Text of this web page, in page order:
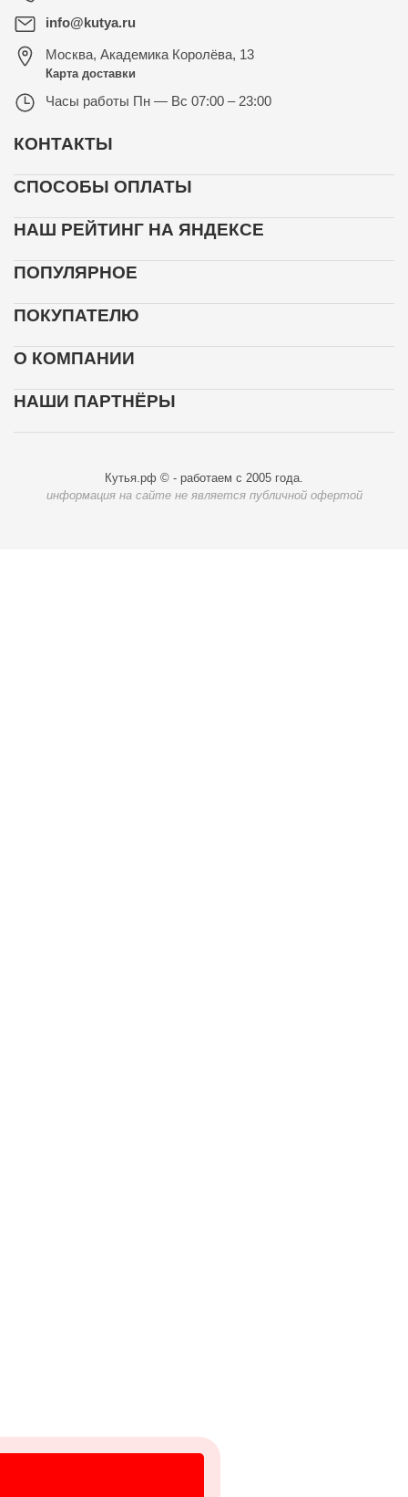
info@kutya.ru
Москва, Академика Королёва, 13
Карта доставки
Часы работы Пн — Вс 07:00 – 23:00
КОНТАКТЫ
СПОСОБЫ ОПЛАТЫ
НАШ РЕЙТИНГ НА ЯНДЕКСЕ
ПОПУЛЯРНОЕ
ПОКУПАТЕЛЮ
О КОМПАНИИ
НАШИ ПАРТНЁРЫ
Кутья.рф © - работаем с 2005 года.
информация на сайте не является публичной офертой